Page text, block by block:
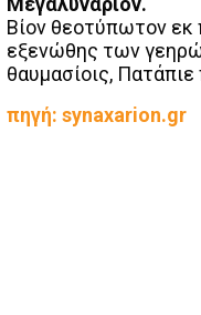
Βίον θεοτύπωτον εκ
εξενώθης των
θαυμασίοις,
πηγή: synaxarion.gr